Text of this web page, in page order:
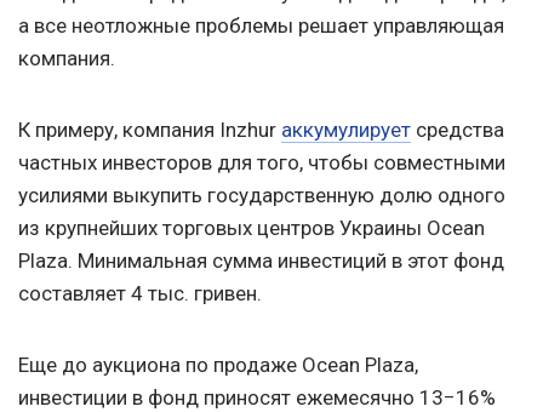
а все неотложные проблемы решает управляющая
компания.
К примеру, компания Inzhur аккумулирует средства
частных инвесторов для того, чтобы совместными
усилиями выкупить государственную долю одного
из крупнейших торговых центров Украины Ocean
Plaza. Минимальная сумма инвестиций в этот фонд
составляет 4 тыс. гривен.
Еще до аукциона по продаже Ocean Plaza,
инвестиции в фонд приносят ежемесячно 13−16%